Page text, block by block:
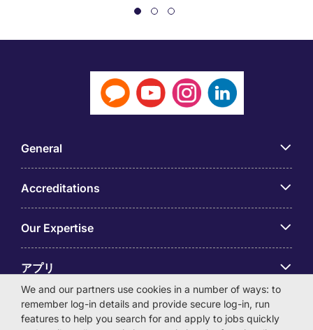
General
Accreditations
Our Expertise
アプリ
Employer Centre
We and our partners use cookies in a number of ways: to
remember log-in details and provide secure log-in, run
features to help you search for and apply to jobs quickly